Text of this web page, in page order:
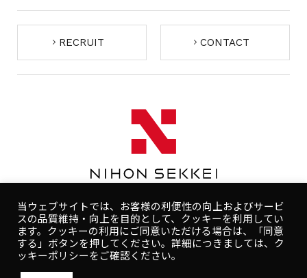
RECRUIT CONTACT
コンプライアンスポリシー
プライバシーポリシー
当ウェブサイトでは、お客様の利便性の向上およびサービ
スの品質維持・向上を目的として、クッキーを利用してい
ます。クッキーの利用にご同意いただける場合は、「同意
する」ボタンを押してください。詳細につきましては、ク
ッキーポリシーをご確認ください。